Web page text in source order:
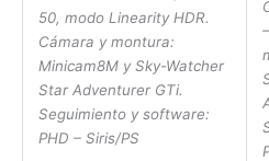
50, modo Linearity HDR.
Cámara y montura:
Minicam8M y Sky-Watcher
Star Adventurer GTi.
Seguimiento y software:
PHD – Siris/PS